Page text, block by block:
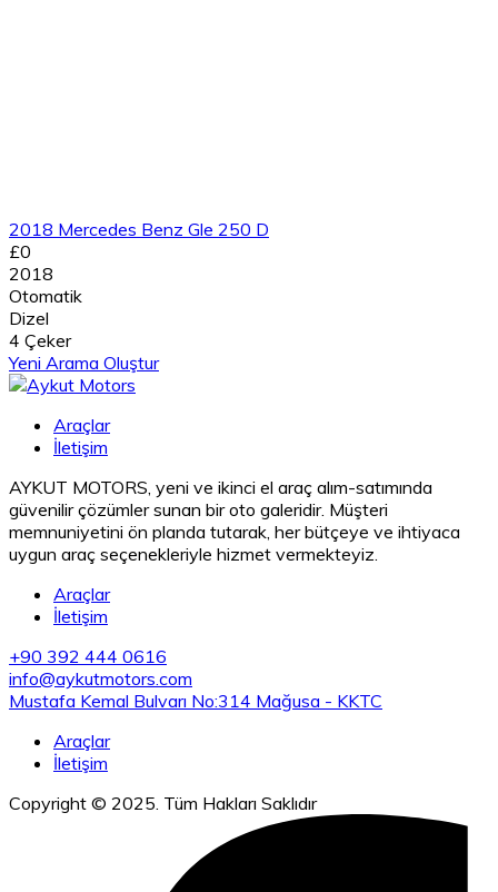
2018 Mercedes Benz Gle 250 D
£0
2018
Otomatik
Dizel
4 Çeker
Yeni Arama Oluştur
Araçlar
İletişim
AYKUT MOTORS, yeni ve ikinci el araç alım-satımında
güvenilir çözümler sunan bir oto galeridir. Müşteri
memnuniyetini ön planda tutarak, her bütçeye ve ihtiyaca
uygun araç seçenekleriyle hizmet vermekteyiz.
Araçlar
İletişim
+90 392 444 0616
info@aykutmotors.com
Mustafa Kemal Bulvarı No:314 Mağusa - KKTC
Araçlar
İletişim
Copyright © 2025. Tüm Hakları Saklıdır